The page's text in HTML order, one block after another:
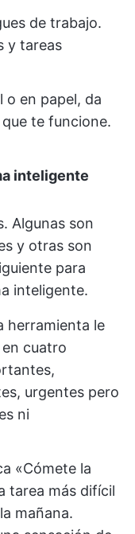
de trabajo.
y tareas
o en papel, da
te funcione.
inteligente
Algunas son
y otras son
para
inteligente.
herramienta le
cuatro
urgentes pero
ni
«Cómete la
tarea más difícil
mañana.